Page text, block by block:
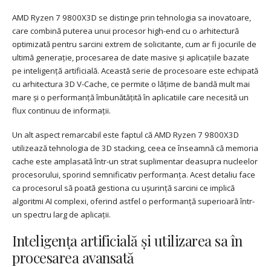
AMD Ryzen 7 9800X3D se distinge prin tehnologia sa inovatoare,
care combină puterea unui procesor high-end cu o arhitectură
optimizată pentru sarcini extrem de solicitante, cum ar fi jocurile de
ultimă generație, procesarea de date masive și aplicațiile bazate
pe inteligență artificială. Această serie de procesoare este echipată
cu arhitectura 3D V-Cache, ce permite o lățime de bandă mult mai
mare și o performanță îmbunătățită în aplicatiile care necesită un
flux continuu de informații.
Un alt aspect remarcabil este faptul că AMD Ryzen 7 9800X3D
utilizează tehnologia de 3D stacking, ceea ce înseamnă că memoria
cache este amplasată într-un strat suplimentar deasupra nucleelor
procesorului, sporind semnificativ performanța. Acest detaliu face
ca procesorul să poată gestiona cu ușurință sarcini ce implică
algoritmi AI complexi, oferind astfel o performanță superioară într-
un spectru larg de aplicații.
Inteligența artificială și utilizarea sa în
procesarea avansată